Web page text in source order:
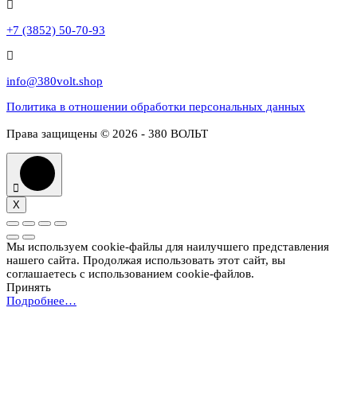
+7 (3852) 50-70-93
info@380volt.shop
Политика в отношении обработки персональных данных
Права защищены © 2026 - 380 ВОЛЬТ
X
Мы используем cookie-файлы для наилучшего представления
нашего сайта. Продолжая использовать этот сайт, вы
соглашаетесь с использованием cookie-файлов.
Принять
Подробнее…